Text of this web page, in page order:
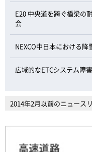
E20 中央道を跨ぐ橋梁の
会
NEXCO中日本における
広域的なETCシステム障
2014年2月以前のニュース